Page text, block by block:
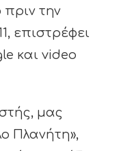
πριν την
επιστρέφει
και video
μας
Πλανήτη»,